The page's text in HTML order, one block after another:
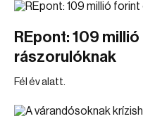
REpont: 109
rászorulóknak
Fél év alatt.